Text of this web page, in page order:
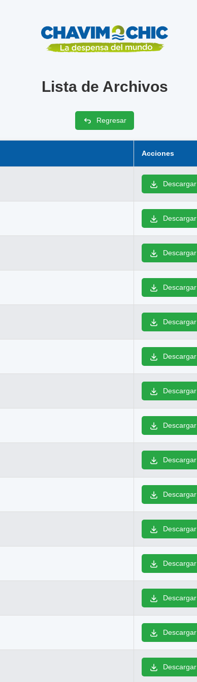
Lista de Archivos
Regresar
Acciones
Descargar
Descargar
Descargar
Descargar
Descargar
Descargar
Descargar
Descargar
Descargar
Descargar
Descargar
Descargar
Descargar
Descargar
Descargar